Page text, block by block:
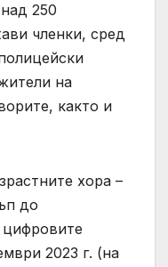
250
членки, сред
на
както и
хора –
до
2023 г. (на